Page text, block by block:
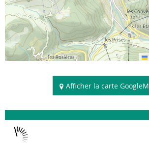
Afficher la carte
Disponibilités